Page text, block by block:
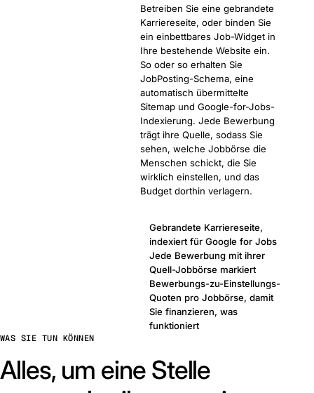
Betreiben Sie eine gebrandete
Karriereseite, oder binden Sie
ein einbettbares Job-Widget in
Ihre bestehende Website ein.
So oder so erhalten Sie
JobPosting-Schema, eine
automatisch übermittelte
Sitemap und Google-for-Jobs-
Indexierung. Jede Bewerbung
trägt ihre Quelle, sodass Sie
sehen, welche Jobbörse die
Menschen schickt, die Sie
wirklich einstellen, und das
Budget dorthin verlagern.
Gebrandete Karriereseite,
indexiert für Google for Jobs
Jede Bewerbung mit ihrer
Quell-Jobbörse markiert
Bewerbungs-zu-Einstellungs-
Quoten pro Jobbörse, damit
Sie finanzieren, was
funktioniert
WAS SIE TUN KÖNNEN
Alles, um eine Stelle